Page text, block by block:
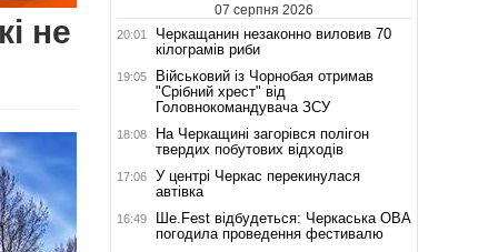
не
07 серпня 2026
20:01
Черкащанин незаконно виловив 70
кілограмів риби
19:05
Військовий із Чорнобая отримав
"Срібний хрест" від
Головнокомандувача ЗСУ
18:08
На Черкащині загорівся полігон
твердих побутових відходів
17:06
У центрі Черкас перекинулася
автівка
16:49
Ше.Fest відбудеться: Черкаська ОВА
погодила проведення фестивалю